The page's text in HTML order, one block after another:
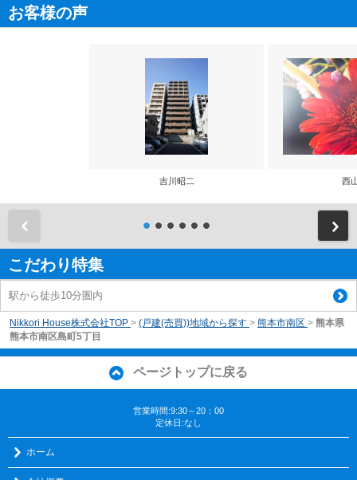
お客様の声
吉川昭二 西
こだわり特集
駅から徒歩10分圏内
Nikkori House株式会社TOP > (戸建(売買))地域から探す > 熊本市南区 > 熊本県
熊本市南区島町5丁目
ページトップに戻る
営業時間:9:30～20：00
定休日:なし
ホーム